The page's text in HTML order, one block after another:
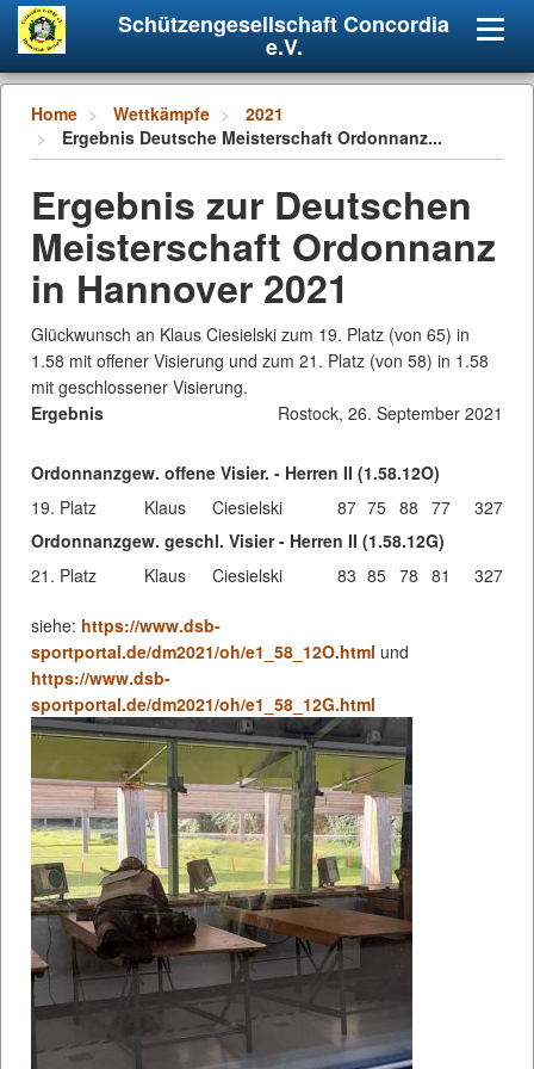
Schützengesellschaft Concordia
e.V.
Home Wettkämpfe
2021
Ergebnis Deutsche Meisterschaft Ordonnanz...
Ergebnis zur Deutschen
Meisterschaft Ordonnanz
in Hannover 2021
Glückwunsch an Klaus Ciesielski zum 19. Platz (von 65) in
1.58 mit offener Visierung und zum 21. Platz (von 58) in 1.58
mit geschlossener Visierung.
Ergebnis
Rostock, 26. September 2021
Ordonnanzgew. offene Visier. - Herren II (1.58.12O)
19. Platz
Klaus Ciesielski 87 75 88 77
327
Ordonnanzgew. geschl. Visier - Herren II (1.58.12G)
21. Platz
Klaus Ciesielski 83 85 78 81 327
siehe: https://www.dsb-
sportportal.de/dm2021/oh/e1_58_12O.html und
https://www.dsb-
sportportal.de/dm2021/oh/e1_58_12G.html